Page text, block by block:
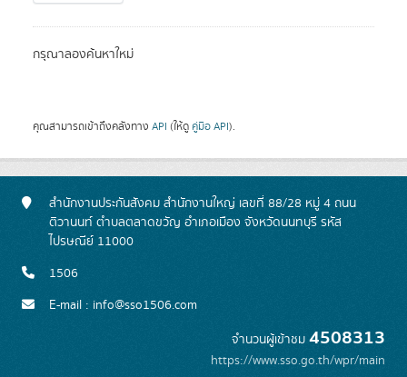
กรุณาลองค้นหาใหม่
คุณสามารถเข้าถึงคลังทาง API (ให้ดู คู่มือ API).
สำนักงานประกันสังคม สำนักงานใหญ่ เลขที่ 88/28 หมู่ 4 ถนน
ติวานนท์ ตำบลตลาดขวัญ อำเภอเมือง จังหวัดนนทบุรี รหัส
ไปรษณีย์ 11000
1506
E-mail : info@sso1506.com
จำนวนผู้เข้าชม 4508313
https://www.sso.go.th/wpr/main